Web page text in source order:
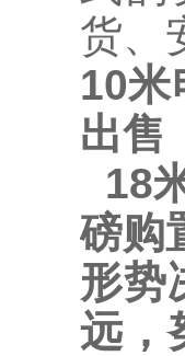
货、
10
出售
18
磅购
形势
远，